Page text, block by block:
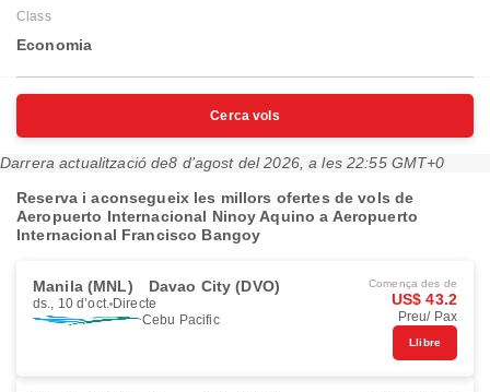
Class
Economia
Cerca vols
Darrera actualització de8 d’agost del 2026, a les 22:55 GMT+0
Reserva i aconsegueix les millors ofertes de vols de
Aeropuerto Internacional Ninoy Aquino a Aeropuerto
Internacional Francisco Bangoy
Manila (MNL) Davao City (DVO)
ds., 10 d’oct. Directe
Cebu Pacific
Comença des de
US$ 43.2
Preu/ Pax
Llibre